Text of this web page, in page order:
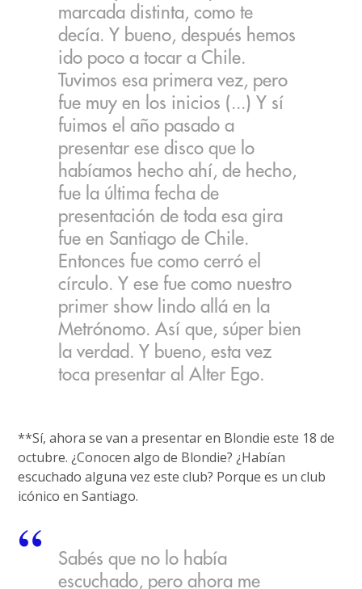
marcada distinta, como te
decía. Y bueno, después hemos
ido poco a tocar a Chile.
Tuvimos esa primera vez, pero
fue muy en los inicios (...) Y sí
fuimos el año pasado a
presentar ese disco que lo
habíamos hecho ahí, de hecho,
fue la última fecha de
presentación de toda esa gira
fue en Santiago de Chile.
Entonces fue como cerró el
círculo. Y ese fue como nuestro
primer show lindo allá en la
Metrónomo. Así que, súper bien
la verdad. Y bueno, esta vez
toca presentar al Alter Ego.
**Sí, ahora se van a presentar en Blondie este 18 de
octubre. ¿Conocen algo de Blondie? ¿Habían
escuchado alguna vez este club? Porque es un club
icónico en Santiago.
Sabés que no lo había
escuchado, pero ahora me